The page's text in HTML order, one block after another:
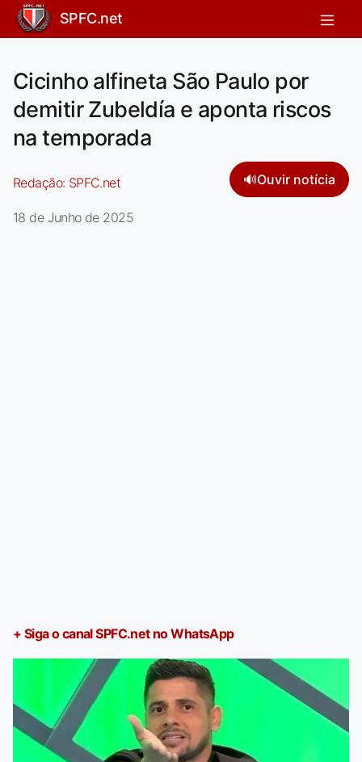
SPFC.net
Cicinho alfineta São Paulo por
demitir Zubeldía e aponta riscos
na temporada
Redação: SPFC.net 🔊Ouvir notícia
18 de Junho de 2025
+ Siga o canal SPFC.net no WhatsApp